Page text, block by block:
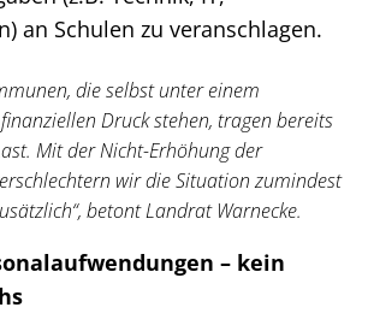
an Schulen zu veranschlagen.
die selbst unter einem
Druck stehen, tragen bereits
Mit der Nicht-Erhöhung der
wir die Situation zumindest
betont Landrat Warnecke.
– kein